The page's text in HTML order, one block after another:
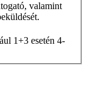
valamint
1+3 esetén 4-